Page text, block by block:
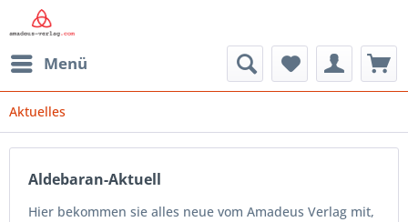
Menü
Aktuelles
Aldebaran-Aktuell
Hier bekommen sie alles neue vom Amadeus Verlag mit,